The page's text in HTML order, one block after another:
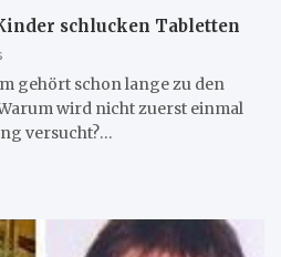
schlucken Tabletten
gehört schon lange zu den
wird nicht zuerst einmal
versucht?…